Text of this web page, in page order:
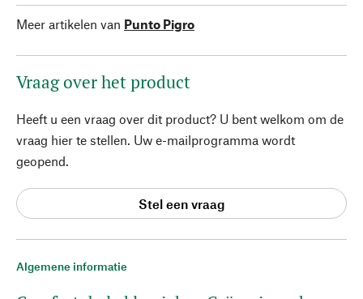
Algemene informatie
Meer artikelen van Punto Pigro
Vraag over het product
Heeft u een vraag over dit product? U bent welkom om de
vraag hier te stellen. Uw e-mailprogramma wordt
geopend.
Stel een vraag